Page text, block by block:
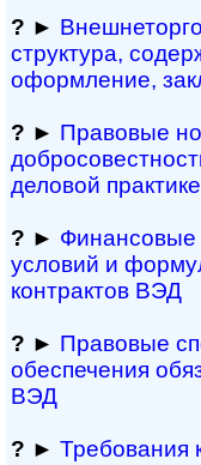
? ►
структура,
оформление,
? ► Правовые
деловой практике
? ► Финансовые
условий и
контрактов ВЭД
? ► Правовые
обеспечения
ВЭД
? ► Требования